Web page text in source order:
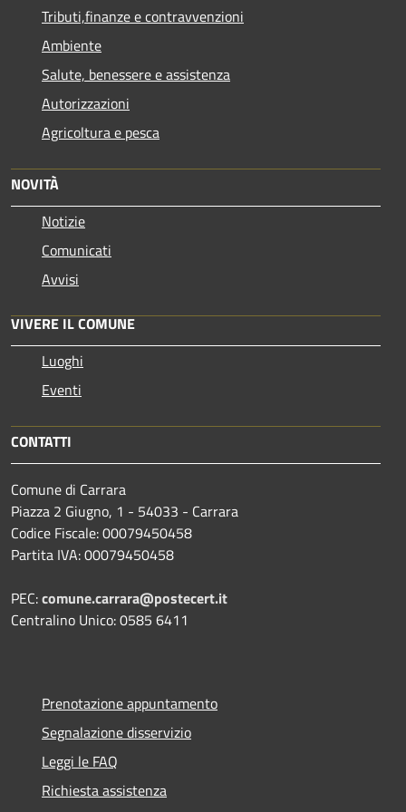
Tributi,finanze e contravvenzioni
Ambiente
Salute, benessere e assistenza
Autorizzazioni
Agricoltura e pesca
NOVITÀ
Notizie
Comunicati
Avvisi
VIVERE IL COMUNE
Luoghi
Eventi
CONTATTI
Comune di Carrara
Piazza 2 Giugno, 1 - 54033 - Carrara
Codice Fiscale: 00079450458
Partita IVA: 00079450458
PEC:comune.carrara@postecert.it
Centralino Unico: 0585 6411
Prenotazione appuntamento
Segnalazione disservizio
Leggi le FAQ
Richiesta assistenza